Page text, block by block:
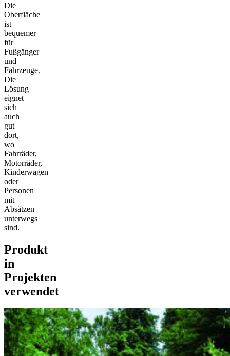
Die
Oberfläche
ist
bequemer
für
Fußgänger
und
Fahrzeuge.
Die
Lösung
eignet
sich
auch
gut
dort,
wo
Fahrräder,
Motorräder,
Kinderwagen
oder
Personen
mit
Absätzen
unterwegs
sind.
Produkt
in
Projekten
verwendet